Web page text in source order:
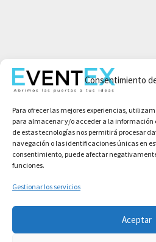
Consentimiento
Para ofrecer las mejores experiencias,
para almacenar y/o acceder a la información
de estas tecnologías nos permitirá procesar
navegación o las identificaciones únicas en
consentimiento, puede afectar
funciones.
Gestionar los servicios
Aceptar
Aviso legal
Política de
Condiciones de
Política de